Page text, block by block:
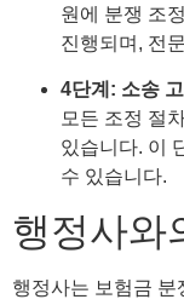
원에 분쟁 조
진행되며, 전
4단계: 소송
모든 조정 절
있습니다. 이
수 있습니다.
행정사와
행정사는 보험금 분